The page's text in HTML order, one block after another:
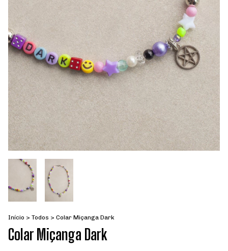
Início > Todos > Colar Miçanga Dark
Colar Miçanga Dark